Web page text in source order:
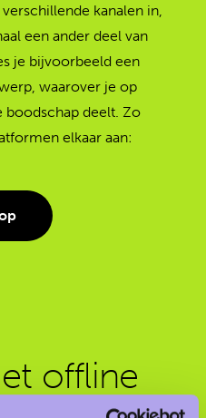
kanalen in,
een ander deel van
je bijvoorbeeld een
waarover je op
boodschap deelt. Zo
elkaar aan:
offline